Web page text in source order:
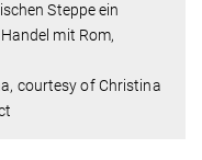
Steppe ein
mit Rom,
courtesy of Christina